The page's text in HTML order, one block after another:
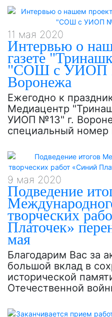
11 мая 2020
Интервью о
газете
"СОШ с УИОП
Воронежа
Ежегодно к
Медиацентр
УИОП №13" г.
специальный номер
9 мая 2020
Подведение
творческих
Платочек»
мая
Благодарим Вас за
большой вклад в
исторической
Отечественной